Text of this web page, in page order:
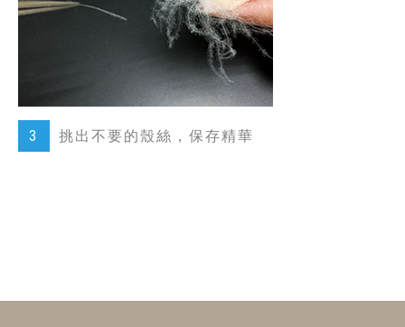
3 挑出不要的殼絲，保存精華